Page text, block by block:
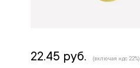
22.45 руб. (включая ндс 22%)